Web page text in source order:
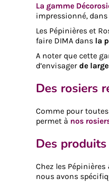
La gamme
impressionné,
Les Pépinières et
faire DIMA dans la
A noter que cette
d’envisager de
Des rosiers
Comme pour
permet à nos
Des
Chez les
nous avons